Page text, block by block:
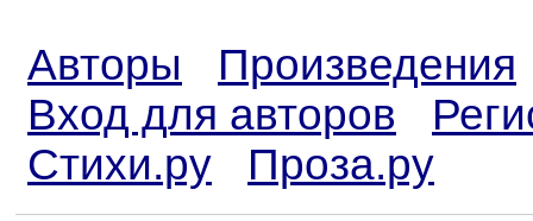
Авторы
Произведения
Вход для авторов
Стихи.ру
Проза.ру